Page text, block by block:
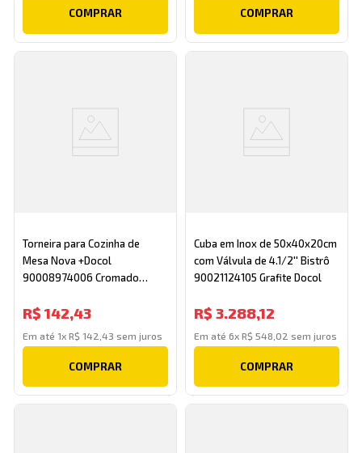
COMPRAR COMPRAR
Torneira para Cozinha de
Mesa Nova +Docol
90008974006 Cromado
R$ 142,43
Em até 1xR$ 142 ,43 sem juros
COMPRAR
Cuba em Inox de 50x40x20cm
com Válvula de 4.1/2'' Bistrô
90021124105 Grafite Docol
R$ 3.288,12
Em até 6x R$ 548 02 sem juros
COMPRAR